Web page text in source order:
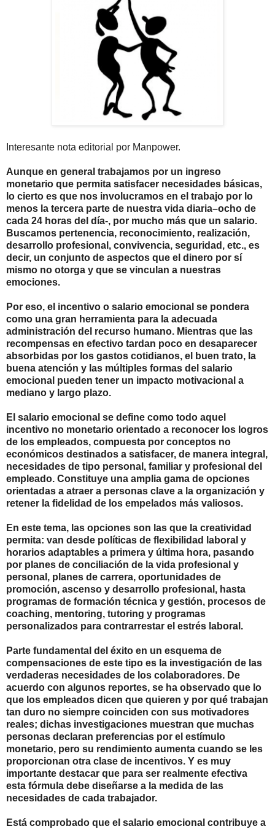
Interesante nota editorial por Manpower.
Aunque en general trabajamos por un ingreso
monetario que permita satisfacer necesidades básicas,
lo cierto es que nos involucramos en el trabajo por lo
menos la tercera parte de nuestra vida diaria–ocho de
cada 24 horas del día-, por mucho más que un salario.
Buscamos pertenencia, reconocimiento, realización,
desarrollo profesional, convivencia, seguridad, etc., es
decir, un conjunto de aspectos que el dinero por sí
mismo no otorga y que se vinculan a nuestras
emociones.
Por eso, el incentivo o salario emocional se pondera
como una gran herramienta para la adecuada
administración del recurso humano. Mientras que las
recompensas en efectivo tardan poco en desaparecer
absorbidas por los gastos cotidianos, el buen trato, la
buena atención y las múltiples formas del salario
emocional pueden tener un impacto motivacional a
mediano y largo plazo.
El salario emocional se define como todo aquel
incentivo no monetario orientado a reconocer los logros
de los empleados, compuesta por conceptos no
económicos destinados a satisfacer, de manera integral,
necesidades de tipo personal, familiar y profesional del
empleado. Constituye una amplia gama de opciones
orientadas a atraer a personas clave a la organización y
retener la fidelidad de los empelados más valiosos.
En este tema, las opciones son las que la creatividad
permita: van desde políticas de flexibilidad laboral y
horarios adaptables a primera y última hora, pasando
por planes de conciliación de la vida profesional y
personal, planes de carrera, oportunidades de
promoción, ascenso y desarrollo profesional, hasta
programas de formación técnica y gestión, procesos de
coaching, mentoring, tutoring y programas
personalizados para contrarrestar el estrés laboral.
Parte fundamental del éxito en un esquema de
compensaciones de este tipo es la investigación de las
verdaderas necesidades de los colaboradores. De
acuerdo con algunos reportes, se ha observado que lo
que los empleados dicen que quieren y por qué trabajan
tan duro no siempre coinciden con sus motivadores
reales; dichas investigaciones muestran que muchas
personas declaran preferencias por el estímulo
monetario, pero su rendimiento aumenta cuando se les
proporcionan otra clase de incentivos. Y es muy
importante destacar que para ser realmente efectiva
esta fórmula debe diseñarse a la medida de las
necesidades de cada trabajador.
Está comprobado que el salario emocional contribuye a